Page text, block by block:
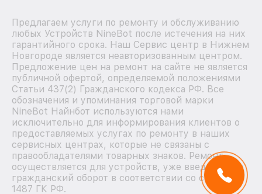
Предлагаем услуги по ремонту и обслуживанию
любых Устройств NineBot после истечения на них
гарантийного срока. Наш Сервис центр в Нижнем
Новгороде является неавторизованным центром.
Предложение цен на ремонт на сайте не является
публичной офертой, определяемой положениями
Статьи 437(2) Гражданского кодекса РФ. Все
обозначения и упоминания торговой марки
NineBot Найнбот используются нами
исключительно для информирования клиентов о
предоставляемых услугах по ремонту в наших
сервисных центрах, которые не связаны с
правообладателями товарных знаков. Ремонт
осуществляется для устройств, уже введенных в
гражданский оборот в соответствии со статьей
1487 ГК РФ.